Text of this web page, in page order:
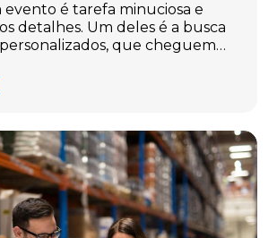
evento é tarefa minuciosa e
detalhes. Um deles é a busca
que cheguem…